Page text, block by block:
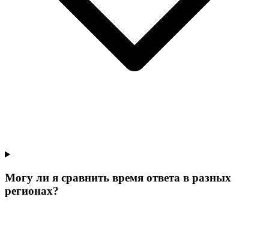
Могу ли я сравнить время ответа в разных
регионах?